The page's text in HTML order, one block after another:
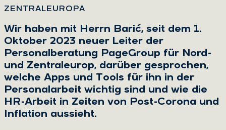
ZENTRALEUROPA
Wir haben mit Herrn Barić, seit dem 1.
Oktober 2023 neuer Leiter der
Personalberatung PageGroup für Nord-
und Zentraleurop, darüber gesprochen,
welche Apps und Tools für ihn in der
Personalarbeit wichtig sind und wie die
HR-Arbeit in Zeiten von Post-Corona und
Inflation aussieht.